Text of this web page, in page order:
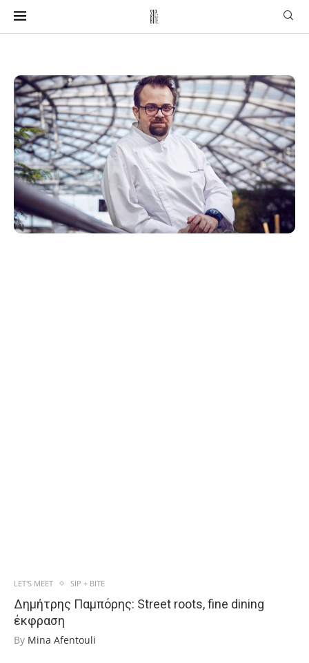
LET'S MEET SIP + BITE
Δημήτρης Παμπόρης: Street roots, fine dining
έκφραση
By Mina Afentouli